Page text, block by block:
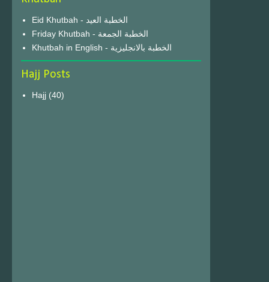
Eid Khutbah - الخطبة العيد
Friday Khutbah - الخطبة الجمعة
Khutbah in English - الخطبة بالانجليزية
Hajj Posts
Hajj (40)